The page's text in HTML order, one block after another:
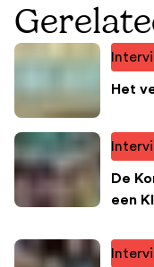
Het
De
een